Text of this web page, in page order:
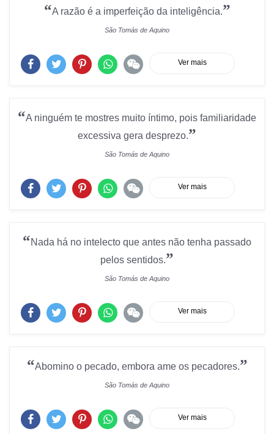
“A razão é a imperfeição da inteligência.”
São Tomás de Aquino
Ver mais
“A ninguém te mostres muito íntimo, pois familiaridade
excessiva gera desprezo.”
São Tomás de Aquino
Ver mais
“Nada há no intelecto que antes não tenha passado
pelos sentidos.”
São Tomás de Aquino
Ver mais
“Abomino o pecado, embora ame os pecadores.”
São Tomás de Aquino
Ver mais